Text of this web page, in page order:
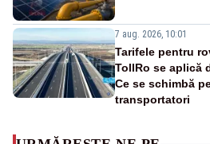
7 aug. 2026, 10:01
Tarifele pentru
TollRo se aplică
Ce se schimbă
transportatori